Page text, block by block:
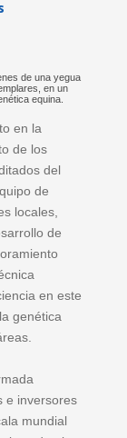
de una yegua
en un
equina.
en la
de los
del
de
locales,
de
en este
genética
e inversores
mundial